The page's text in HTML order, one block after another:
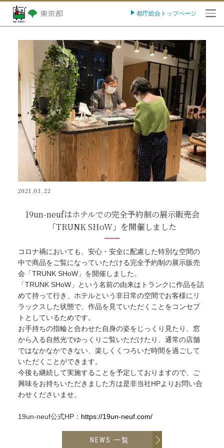
都庁総合トップページ
2021.03.22
19un-neufはホテルでの完全予約制の展示販売会
「TRUNK SHoW」を開催しました
コロナ禍においても、安心・安全に配慮した特別な空間の
中で商品をご覧になっていただける完全予約制の展示販売
会「TRUNK SHoW」を開催しました。
「TRUNK SHoW」という名前の由来はトランクに作品を詰
めて持って行き、ホテルという非日常の空間でお客様にリ
ラックスした状態で、作品を見ていただくことをコンセプ
トとしているためです。
お手持ちの指輪と合わせた自身の姿をじっくり見たり、窓
から入る自然光でゆっくりご覧いただけたり、通常の店舗
ではなかなかできない、楽しくくつろいだ時間を過ごして
いただくことができます。
今後も継続して実施することを予定しておりますので、ご
興味をお持ちいただきました方は是非当社HPよりお問い合
わせくださいませ。
19un-neuf公式HP： https://19un-neuf.com/
NEWS 一覧